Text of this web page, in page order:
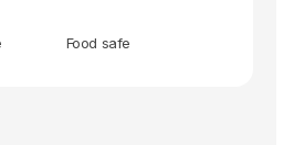
Food safe